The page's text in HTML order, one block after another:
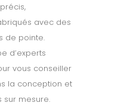
avec des
de pointe.
d’experts
vous conseiller
la conception et
sur mesure.